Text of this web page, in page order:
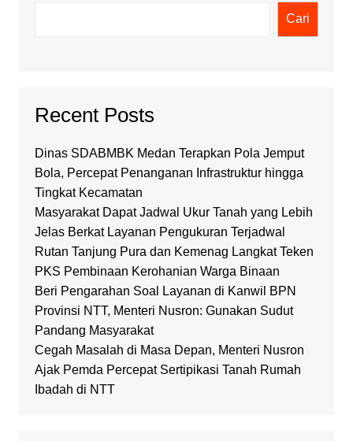
Cari
Recent Posts
Dinas SDABMBK Medan Terapkan Pola Jemput
Bola, Percepat Penanganan Infrastruktur hingga
Tingkat Kecamatan
Masyarakat Dapat Jadwal Ukur Tanah yang Lebih
Jelas Berkat Layanan Pengukuran Terjadwal
Rutan Tanjung Pura dan Kemenag Langkat Teken
PKS Pembinaan Kerohanian Warga Binaan
Beri Pengarahan Soal Layanan di Kanwil BPN
Provinsi NTT, Menteri Nusron: Gunakan Sudut
Pandang Masyarakat
Cegah Masalah di Masa Depan, Menteri Nusron
Ajak Pemda Percepat Sertipikasi Tanah Rumah
Ibadah di NTT